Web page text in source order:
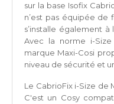
sur la base Isofix
n’est pas équipée de
s’installe également
Avec la norme i-
marque Maxi-Cosi
niveau de sécurité et
Le CabrioFix i-Size de
C'est un Cosy